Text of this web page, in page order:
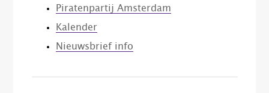
Piratenpartij Amsterdam
Kalender
Nieuwsbrief info